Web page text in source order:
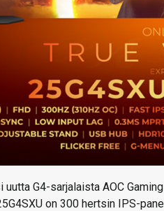
G4-sarjalaista AOC
on 300 hertsin IPS-